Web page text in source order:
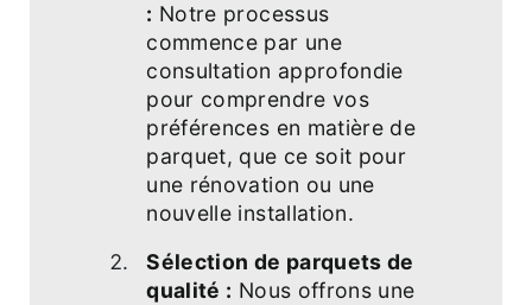
: Notre processus
commence par une
consultation approfondie
pour comprendre vos
préférences en matière de
parquet, que ce soit pour
une rénovation ou une
nouvelle installation.
Sélection de parquets de
qualité : Nous offrons une